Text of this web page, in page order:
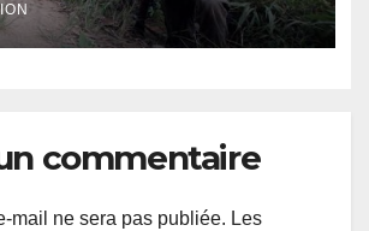
commentaire
mail ne sera pas publiée. Les